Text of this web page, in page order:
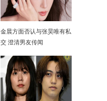
金晨方面否认与张昊唯有私
交 澄清男友传闻